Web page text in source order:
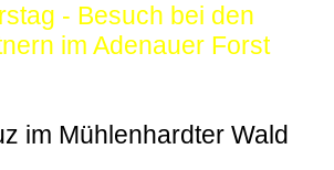
- Besuch bei den
im Adenauer Forst
im Mühlenhardter Wald